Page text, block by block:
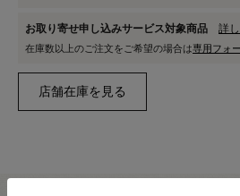
お取り寄せ申し込みサービス対象商品 詳
在庫数以上のご注文をご希望の場合は専用フォ